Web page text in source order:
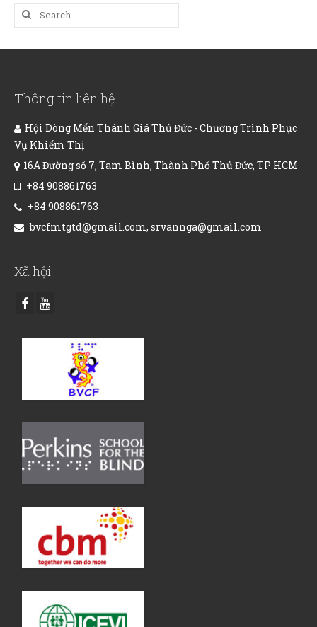
Search
for:
Thông tin liên hệ
Hội Dòng Mến Thánh Giá Thủ Đức - Chương Trình Phục
Vụ Khiếm Thị
16A Đường số 7, Tam Bình, Thành Phố Thủ Đức, TP HCM
+84 908861763
+84 908861763
bvcfmtgtd@gmail.com, srvannga@gmail.com
Xã hội